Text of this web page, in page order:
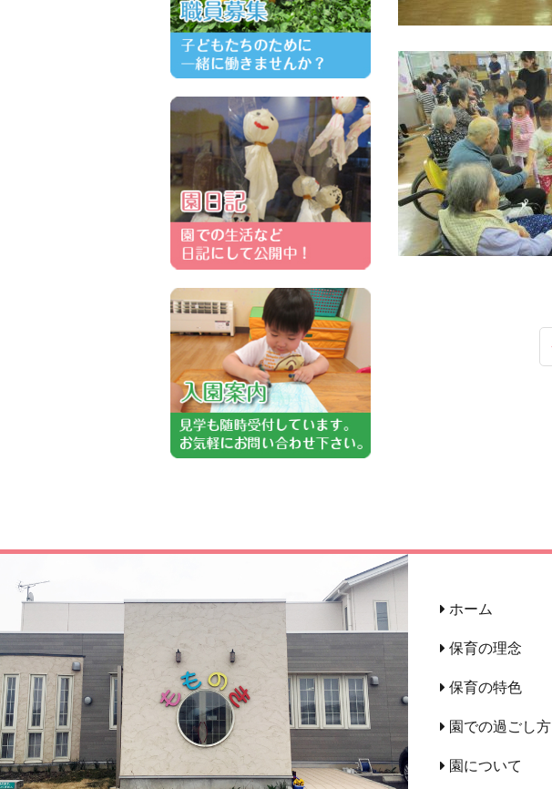
ホーム
保育の理念
保育の特色
園での過ごし方
園について